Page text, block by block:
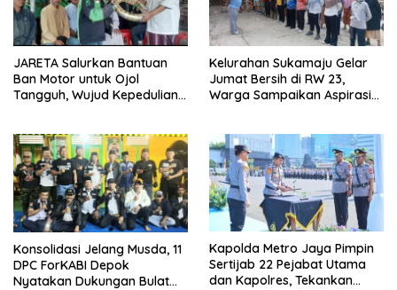
JARETA Salurkan Bantuan
Ban Motor untuk Ojol
Tangguh, Wujud Kepedulian
Kelurahan Sukamaju Gelar
Jumat Bersih di RW 23,
Warga Sampaikan Aspirasi
Konsolidasi Jelang Musda, 11
DPC ForKABI Depok
Nyatakan Dukungan Bulat
Kapolda Metro Jaya Pimpin
Sertijab 22 Pejabat Utama
dan Kapolres, Tekankan